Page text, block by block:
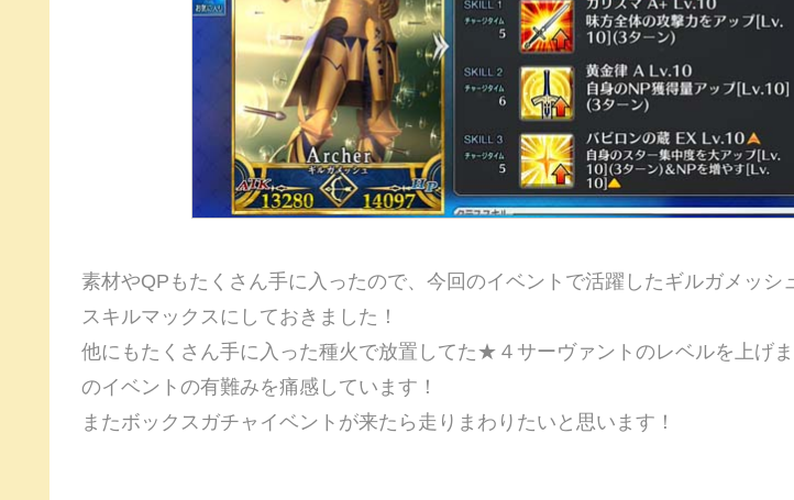
素材やQPもたくさん手に入ったので、今回のイベントで活躍したギルガメッシ
スキルマックスにしておきました！
他にもたくさん手に入った種火で放置してた★４サーヴァントのレベルを上げ
のイベントの有難みを痛感しています！
またボックスガチャイベントが来たら走りまわりたいと思います！